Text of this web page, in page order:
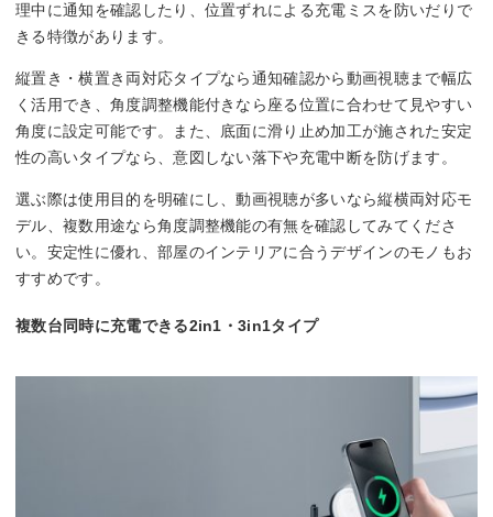
理中に通知を確認したり、位置ずれによる充電ミスを防いだりで
きる特徴があります。
縦置き・横置き両対応タイプなら通知確認から動画視聴まで幅広
く活用でき、角度調整機能付きなら座る位置に合わせて見やすい
角度に設定可能です。また、底面に滑り止め加工が施された安定
性の高いタイプなら、意図しない落下や充電中断を防げます。
選ぶ際は使用目的を明確にし、動画視聴が多いなら縦横両対応モ
デル、複数用途なら角度調整機能の有無を確認してみてくださ
い。安定性に優れ、部屋のインテリアに合うデザインのモノもお
すすめです。
複数台同時に充電できる2in1・3in1タイプ